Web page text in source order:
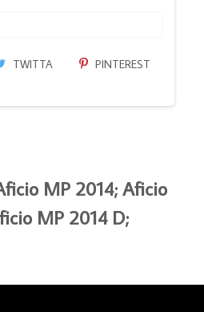
TWITTA PINTEREST
MP 2014; Aficio
MP 2014 D;